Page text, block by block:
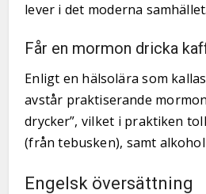
lever i det moderna samhället.
Får en mormon dricka
Enligt en hälsolära som
avstår praktiserande
drycker”, vilket i praktiken
(från tebusken), samt
Engelsk översättning